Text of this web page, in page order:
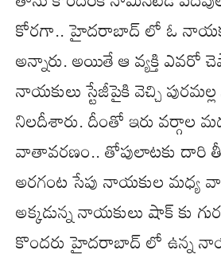
కోరగా.. హైదరాబాద్ లో ఓ
అన్నారు. అయితే ఆ వ్యక్తి ఎవరో
నాయకులు స్టేజీపైకి వెచ్చి
నిలదీశారు. దీంతో ఇరు వర్గాల
వాతావరణం.. తోపులాటకు దారి
అరగంట సేపు నాయకుల మధ్య
అక్కడున్న నాయకులు షాక్ కు
కొందరు హైదరాబాద్ లో ఉన్న